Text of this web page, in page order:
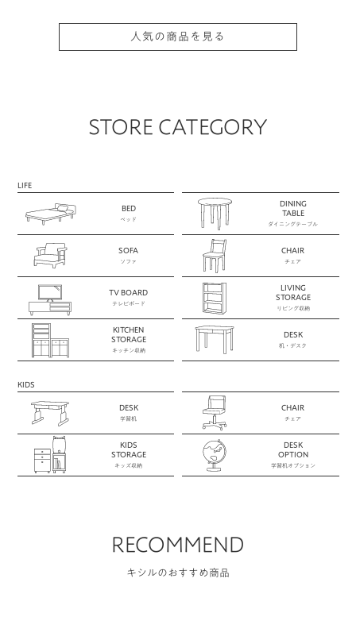
人気の商品を見る
STORE CATEGORY
LIFE
BED
ベッド
DINING
TABLE
ダイニングテーブル
SOFA
ソファ
CHAIR
チェア
TV BOARD
テレビボード
LIVING
STORAGE
リビング収納
KITCHEN
STORAGE
キッチン収納
DESK
机・デスク
KIDS
DESK
学習机
CHAIR
チェア
KIDS
STORAGE
キッズ収納
DESK
OPTION
学習机オプション
RECOMMEND
キシルのおすすめ商品